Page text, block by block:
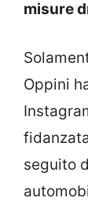
misure
Oppini
seguito